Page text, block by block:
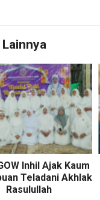
Inhil Ajak Kaum
Teladani Akhlak
Rasulullah